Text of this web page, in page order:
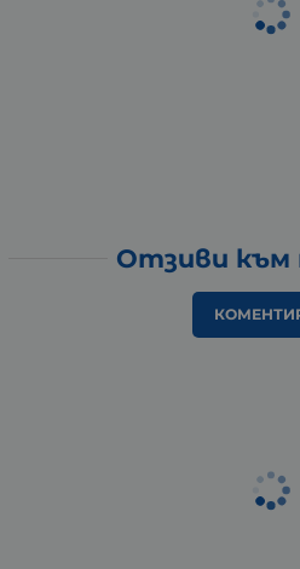
Отзиви към